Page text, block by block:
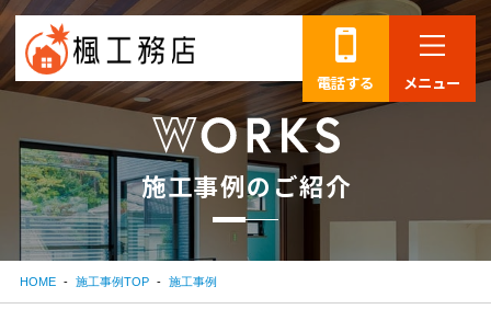
電話する メニュー
施工事例の ご紹介
HOME 施工事例TOP 施工事例